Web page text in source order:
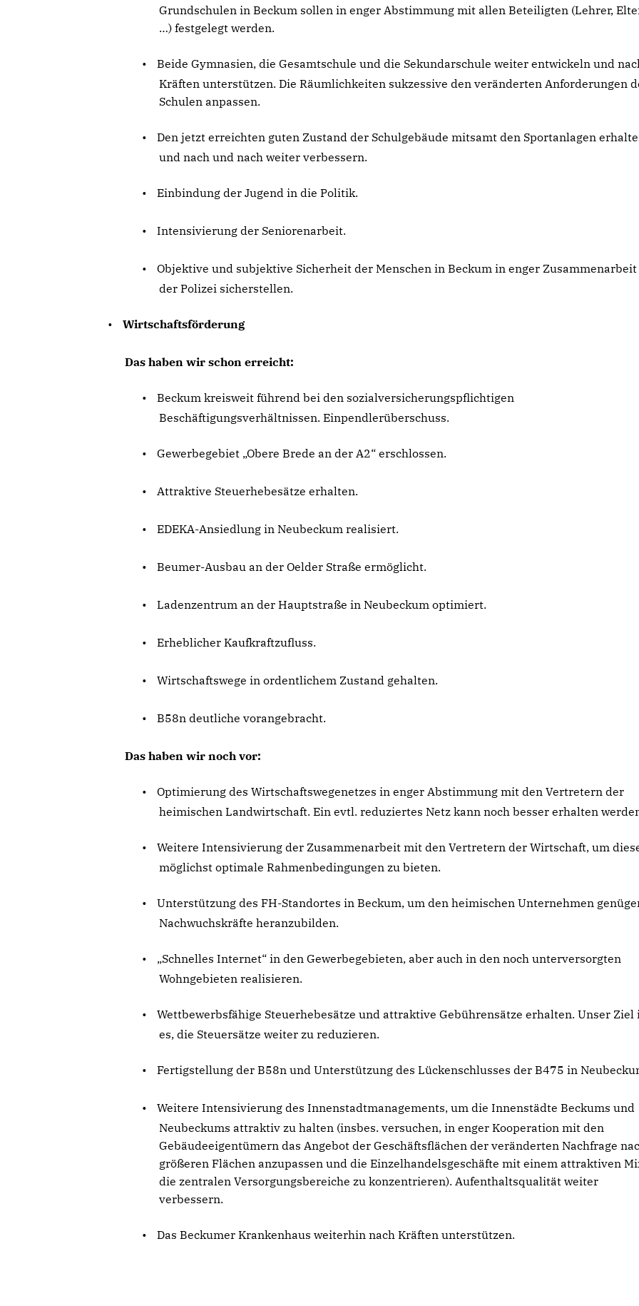
Grundschulen in Beckum sollen in enger Abstimmung mit allen Beteiligten (Lehrer,
) festgelegt werden.
•
Beide Gymnasien, die Gesamtschule und die Sekundarschule weiter entwickeln und
Kräften unterstützen. Die Räumlichkeiten sukzessive den veränderten Anforderungen
Schulen anpassen.
•
Den jetzt erreichten guten Zustand der Schulgebäude mitsamt den Sportanlagen
und nach und nach weiter verbessern.
• Einbindung der Jugend in die Politik.
• Intensivierung der Seniorenarbeit.
•
Objektive und subjektive Sicherheit der Menschen in Beckum in enger
der Polizei sicherstellen.
• Wirtschaftsförderung
Das haben wir schon erreicht:
•
Beckum kreisweit führend bei den sozialversicherungspflichtigen
Beschäftigungsverhältnissen. Einpendlerüberschuss.
• Gewerbegebiet „Obere Brede an der A2“ erschlossen.
• Attraktive Steuerhebesätze erhalten.
• EDEKA-Ansiedlung in Neubeckum realisiert.
• Beumer-Ausbau an der Oelder Straße ermöglicht.
• Ladenzentrum an der Hauptstraße in Neubeckum optimiert.
• Erheblicher Kaufkraftzufluss.
• Wirtschaftswege in ordentlichem Zustand gehalten.
• B58n deutliche vorangebracht.
Das haben wir noch vor:
•
Optimierung des Wirtschaftswegenetzes in enger Abstimmung mit den Vertretern der
heimischen Landwirtschaft. Ein evtl. reduziertes Netz kann noch besser erhalten
•
Weitere Intensivierung der Zusammenarbeit mit den Vertretern der Wirtschaft, um
möglichst optimale Rahmenbedingungen zu bieten.
•
Unterstützung des FH-Standortes in Beckum, um den heimischen Unternehmen
Nachwuchskräfte heranzubilden.
•
Schnelles Internet“ in den Gewerbegebieten, aber auch in den noch unterversorgten
Wohngebieten realisieren.
•
Wettbewerbsfähige Steuerhebesätze und attraktive Gebührensätze erhalten. Unser Ziel
es, die Steuersätze weiter zu reduzieren.
• Fertigstellung der B58n und Unterstützung des Lückenschlusses der B475 in
•
Weitere Intensivierung des Innenstadtmanagements, um die Innenstädte Beckums und
Neubeckums attraktiv zu halten (insbes. versuchen, in enger Kooperation mit den
Gebäudeeigentümern das Angebot der Geschäftsflächen der veränderten Nachfrage
größeren Flächen anzupassen und die Einzelhandelsgeschäfte mit einem attraktiven
die zentralen Versorgungsbereiche zu konzentrieren). Aufenthaltsqualität weiter
verbessern.
• Das Beckumer Krankenhaus weiterhin nach Kräften unterstützen.